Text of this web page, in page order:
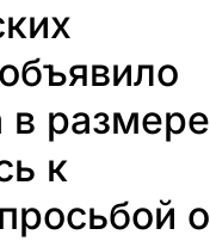
в размере
к
о